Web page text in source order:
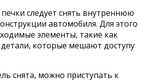
следует снять внутреннюю
автомобиля. Для этого
элементы, такие как
которые мешают доступу
снята, можно приступать к